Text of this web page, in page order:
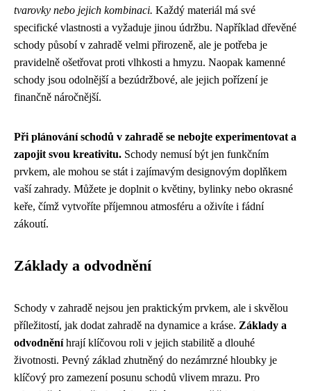
tvarovky nebo jejich kombinaci. Každý materiál má své
specifické vlastnosti a vyžaduje jinou údržbu. Například dřevěné
schody působí v zahradě velmi přirozeně, ale je potřeba je
pravidelně ošetřovat proti vlhkosti a hmyzu. Naopak kamenné
schody jsou odolnější a bezúdržbové, ale jejich pořízení je
finančně náročnější.
Při plánování schodů v zahradě se nebojte experimentovat a
zapojit svou kreativitu. Schody nemusí být jen funkčním
prvkem, ale mohou se stát i zajímavým designovým doplňkem
vaší zahrady. Můžete je doplnit o květiny, bylinky nebo okrasné
keře, čímž vytvoříte příjemnou atmosféru a oživíte i fádní
zákoutí.
Základy a odvodnění
Schody v zahradě nejsou jen praktickým prvkem, ale i skvělou
příležitostí, jak dodat zahradě na dynamice a kráse. Základy a
odvodněníhrají klíčovou roli v jejich stabilitě a dlouhé
životnosti. Pevný základ zhutněný do nezámrzné hloubky je
klíčový pro zamezení posunu schodů vlivem mrazu. Pro